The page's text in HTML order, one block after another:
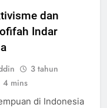
dan
Indar
3 tahun
4 mins
di Indonesia